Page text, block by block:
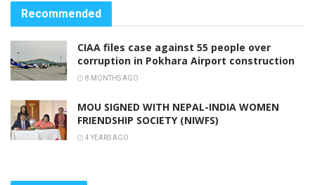
Recommended
CIAA files case against 55 people over
corruption in Pokhara Airport construction
8 MONTHS AGO
MOU SIGNED WITH NEPAL-INDIA WOMEN
FRIENDSHIP SOCIETY (NIWFS)
4 YEARS AGO